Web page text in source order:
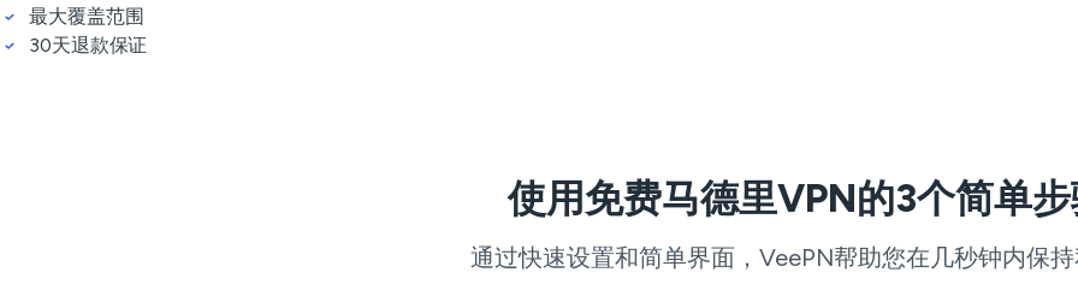
最大覆盖范围
30天退款保证
使用免费马德里VPN的3个简单
通过快速设置和简单界面，VeePN帮助您在几秒钟内保